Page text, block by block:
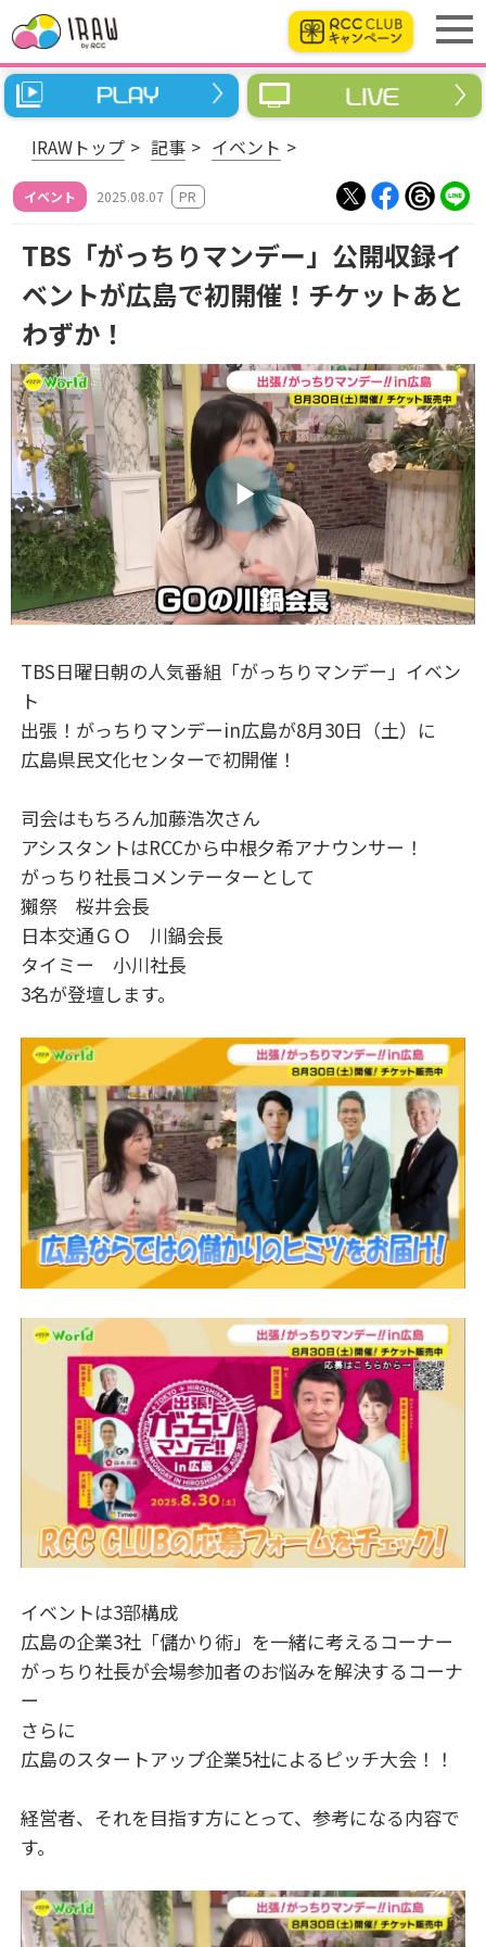
IRAWトップ 記事 イベント
イベント 2025.08.07 PR
TBS「がっちりマンデー」公開収録イ
ベントが広島で初開催！チケットあと
わずか！
ビ
デ
オ
を
再
る
TBS日曜日朝の人気番組「がっちりマンデー」イベン
ト
出張！がっちりマンデーin広島が8月30日（土）に
広島県民文化センターで初開催！
司会はもちろん加藤浩次さん
アシスタントはRCCから中根夕希アナウンサー！
がっちり社長コメンテーターとして
獺祭 桜井会長
日本交通ＧＯ 川鍋会長
タイミー 小川社長
3名が登壇します。
イベントは3部構成
広島の企業3社「儲かり術」を一緒に考えるコーナー
がっちり社長が会場参加者のお悩みを解決するコーナ
ー
さらに
広島のスタートアップ企業5社によるピッチ大会！！
経営者、それを目指す方にとって、参考になる内容で
す。